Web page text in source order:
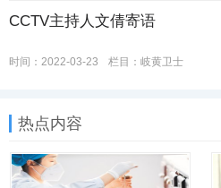
CCTV主持人文倩寄语
时间：2022-03-23 栏目： 岐黄卫士
热点内容